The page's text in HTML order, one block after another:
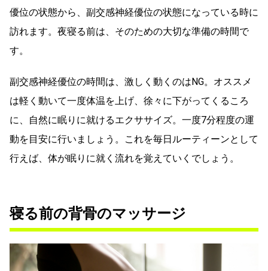
優位の状態から、副交感神経優位の状態になっている時に
訪れます。夜寝る前は、そのための大切な準備の時間で
す。
副交感神経優位の時間は、激しく動くのはNG。オススメ
は軽く動いて一度体温を上げ、徐々に下がってくるころ
に、自然に眠りに就けるエクササイズ。一度7分程度の運
動を目安に行いましょう。これを毎日ルーティーンとして
行えば、体が眠りに就く流れを覚えていくでしょう。
寝る前の背骨のマッサージ